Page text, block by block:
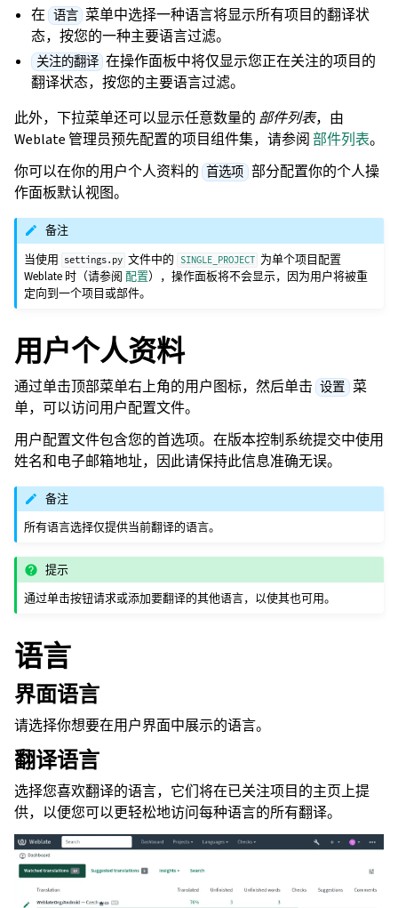
在 语言 菜单中选择一种语言将显示所有项目的翻译状
态，按您的一种主要语言过滤。
关注的翻译 在操作面板中将仅显示您正在关注的项目的
翻译状态，按您的主要语言过滤。
此外，下拉菜单还可以显示任意数量的 部件列表，由
Weblate 管理员预先配置的项目组件集，请参阅部件列表。
你可以在你的用户个人资料的 首选项 部分配置你的个人操
作面板默认视图。
备注
当使用
settings.py 文件中的 SINGLE_PROJECT 为单个项目配置
Weblate 时（请参阅配置），操作面板将不会显示，因为用户将被重
定向到一个项目或部件。
用户个人资料
通过单击顶部菜单右上角的用户图标，然后单击 设置 菜
单，可以访问用户配置文件。
用户配置文件包含您的首选项。在版本控制系统提交中使用
姓名和电子邮箱地址，因此请保持此信息准确无误。
备注
所有语言选择仅提供当前翻译的语言。
提示
通过单击按钮请求或添加要翻译的其他语言，以使其也可用。
语言
界面语言
请选择你想要在用户界面中展示的语言。
翻译语言
选择您喜欢翻译的语言，它们将在已关注项目的主页上提
供，以便您可以更轻松地访问每种语言的所有翻译。